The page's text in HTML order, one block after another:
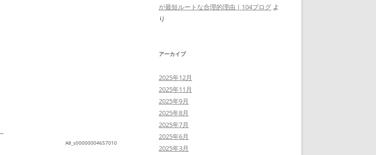
A8_s00000004657010
が最短ルートな合理的理由 | 104ブログ よ
り
アーカイブ
2025年12月
2025年11月
2025年9月
2025年8月
2025年7月
2025年6月
2025年3月